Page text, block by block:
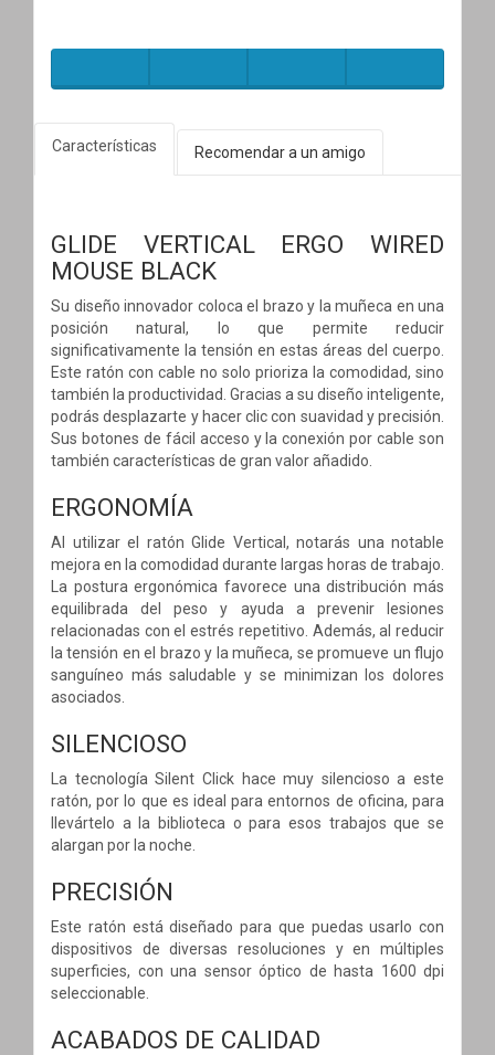
Características Recomendar a un amigo
GLIDE VERTICAL ERGO WIRED
MOUSE BLACK
Su diseño innovador coloca el brazo y la muñeca en una
posición natural, lo que permite reducir
significativamente la tensión en estas áreas del cuerpo.
Este ratón con cable no solo prioriza la comodidad, sino
también la productividad. Gracias a su diseño inteligente,
podrás desplazarte y hacer clic con suavidad y precisión.
Sus botones de fácil acceso y la conexión por cable son
también características de gran valor añadido.
ERGONOMÍA
Al utilizar el ratón Glide Vertical, notarás una notable
mejora en la comodidad durante largas horas de trabajo.
La postura ergonómica favorece una distribución más
equilibrada del peso y ayuda a prevenir lesiones
relacionadas con el estrés repetitivo. Además, al reducir
la tensión en el brazo y la muñeca, se promueve un flujo
sanguíneo más saludable y se minimizan los dolores
asociados.
SILENCIOSO
La tecnología Silent Click hace muy silencioso a este
ratón, por lo que es ideal para entornos de oficina, para
llevártelo a la biblioteca o para esos trabajos que se
alargan por la noche.
PRECISIÓN
Este ratón está diseñado para que puedas usarlo con
dispositivos de diversas resoluciones y en múltiples
superficies, con una sensor óptico de hasta 1600 dpi
seleccionable.
ACABADOS DE CALIDAD